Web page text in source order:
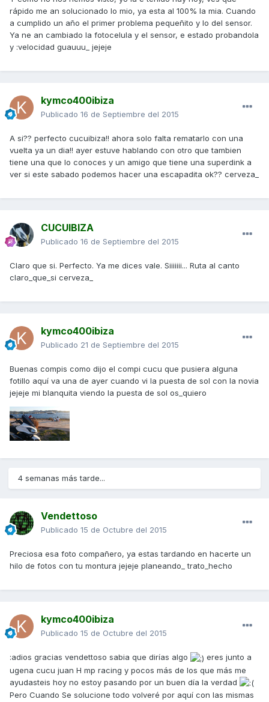
rápido me an solucionado lo mio, ya esta al 100% la mia. Cuando
a cumplido un año el primer problema pequeñito y lo del sensor.
Ya ne an cambiado la fotocelula y el sensor, e estado probandola
y :velocidad guauuu_ jejeje
kymco400ibiza
Publicado 16 de Septiembre del 2015
A si?? perfecto cucuibiza!! ahora solo falta rematarlo con una
vuelta ya un dia!! ayer estuve hablando con otro que tambien
tiene una que lo conoces y un amigo que tiene una superdink a
ver si este sabado podemos hacer una escapadita ok?? cerveza_
CUCUIBIZA
Publicado 16 de Septiembre del 2015
Claro que si. Perfecto. Ya me dices vale. Siiiiiii... Ruta al canto
claro_que_si cerveza_
kymco400ibiza
Publicado 21 de Septiembre del 2015
Buenas compis como dijo el compi cucu que pusiera alguna
fotillo aquí va una de ayer cuando vi la puesta de sol con la novia
jejeje mi blanquita viendo la puesta de sol os_quiero
4 semanas más tarde...
Vendettoso
Publicado 15 de Octubre del 2015
Preciosa esa foto compañero, ya estas tardando en hacerte un
hilo de fotos con tu montura jejeje planeando_ trato_hecho
kymco400ibiza
Publicado 15 de Octubre del 2015
:adios gracias vendettoso sabia que dirías algo
eres junto a
ugena cucu juan H mp racing y pocos más de los que más me
ayudasteis hoy no estoy pasando por un buen día la verdad
Pero Cuando Se solucione todo volveré por aquí con las mismas